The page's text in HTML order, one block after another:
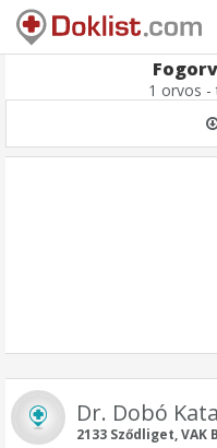
1 orvos -
Dr. Dobó
2133 Sződliget, VAK